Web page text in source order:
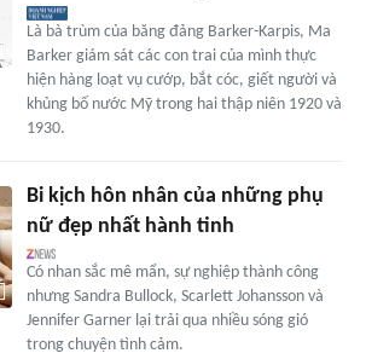
Là bà trùm của băng đảng Barker-Karpis, Ma
Barker giám sát các con trai của mình thực
hiện hàng loạt vụ cướp, bắt cóc, giết người và
khủng bố nước Mỹ trong hai thập niên 1920 và
1930.
Bi kịch hôn nhân của những phụ
nữ đẹp nhất hành tinh
Có nhan sắc mê mẩn, sự nghiệp thành công
nhưng Sandra Bullock, Scarlett Johansson và
Jennifer Garner lại trải qua nhiều sóng gió
trong chuyện tình cảm.